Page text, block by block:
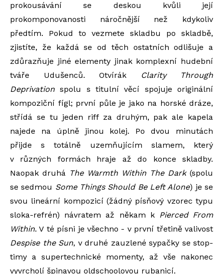
prokousávání se deskou kvůli její
prokomponovanosti náročnější než kdykoliv
předtím. Pokud to vezmete skladbu po skladbě,
zjistíte, že každá se od těch ostatních odlišuje a
zdůrazňuje jiné elementy jinak komplexní hudební
tváře Udušenců. Otvírák
Clarity Through
Deprivation spolu s titulní věcí spojuje originální
kompoziční fígl; první půle je jako na horské dráze,
střídá se tu jeden riff za druhým, pak ale kapela
najede na úplně jinou kolej. Po dvou minutách
přijde s totálně uzemňujícím slamem, který
v různých formách hraje až do konce skladby.
Naopak druhá The Warmth Within The Dark(spolu
se sedmou Some Things Should Be Left Alone) je se
svou lineární kompozicí (žádný písňový vzorec typu
sloka-refrén) návratem až někam k Pierced From
Within. V té písni je všechno - v první třetině valivost
Despise the Sun, v druhé zauzlené sypačky se stop-
timy a supertechnické momenty, až vše nakonec
vyvrcholí špinavou oldschoolovou rubanicí.